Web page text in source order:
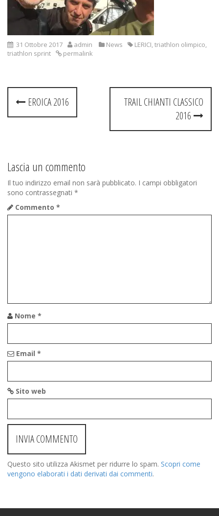
31 Ottobre 2017 admin News LERICI,triathlon olimpico,
triathlon sprint
permalink
Post
navigation
EROICA 2016
TRAIL CHIANTI CLASSICO
2016
Lascia un commento
Il tuo indirizzo email non sarà pubblicato. I campi obbligatori
sono contrassegnati *
Commento *
Nome *
Email *
Sito web
Questo sito utilizza Akismet per ridurre lo spam. Scopri come
vengono elaborati i dati derivati dai commenti.